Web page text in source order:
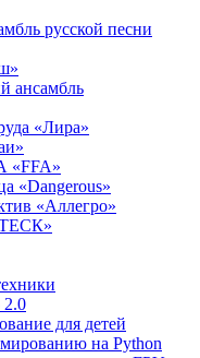
русской песни
ансамбль
«Лира»
«FFA»
«Dangerous»
«Аллегро»
2.0
для детей
на Python